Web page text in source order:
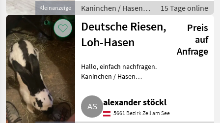
Kleinanzeige
gemeinsame Rammler-
Kaninchen / Hasen /
Jungkaninchen
15 Tage online
Deutsche Riesen,
Loh-Hasen
Preis
auf
Anfrage
Hallo, einfach nachfragen.
Kaninchen / Hasen
alexander stöckl
5661 Bezirk Zell am See